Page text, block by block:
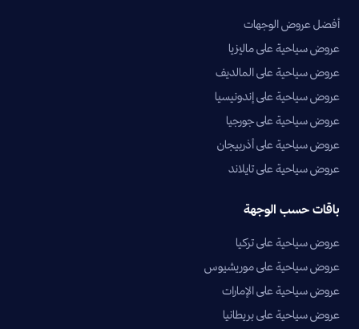
أفضل عروض الوجهات
عروض سياحية على ماليزيا
عروض سياحية على المالديف
عروض سياحية على إندونيسيا
عروض سياحية على جورجيا
عروض سياحية على أذربيجان
عروض سياحية على تايلاند
باقات حسب الوجهة
عروض سياحية على تركيا
عروض سياحية على موريشيوس
عروض سياحية على الإمارات
عروض سياحية على بريطانيا